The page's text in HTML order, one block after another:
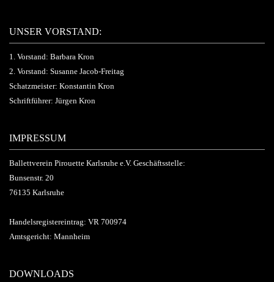
UNSER VORSTAND:
1. Vorstand: Barbara Kron
2. Vorstand: Susanne Jacob-Freitag
Schatzmeister: Konstantin Kron
Schriftführer: Jürgen Kron
IMPRESSUM
Ballettverein Pirouette Karlsruhe e.V. Geschäftsstelle:
Bunsenstr. 20
76135 Karlsruhe
Handelsregistereintrag: VR 700974
Amtsgericht: Mannheim
DOWNLOADS